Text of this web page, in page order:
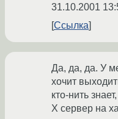
31.10.2001
Ссылка
Да, да, да. У
хочит
кто-нить
Х сервер на